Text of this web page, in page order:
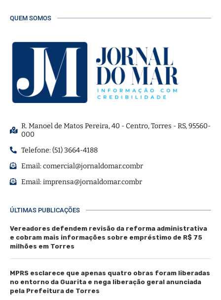
QUEM SOMOS
R. Manoel de Matos Pereira, 40 - Centro, Torres - RS, 95560-
000
Telefone: (51) 3664-4188
Email:comercial@jornaldomar.combr
Email:imprensa@jornaldomar.combr
ÚLTIMAS PUBLICAÇÕES
Vereadores defendem revisão da reforma administrativa
e cobram mais informações sobre empréstimo de R$ 75
milhões em Torres
MPRS esclarece que apenas quatro obras foram liberadas
no entorno da Guarita e nega liberação geral anunciada
pela Prefeitura de Torres